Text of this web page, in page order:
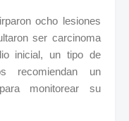
ocho lesiones
ser carcinoma
inicial, un tipo de
recomiendan un
monitorear su